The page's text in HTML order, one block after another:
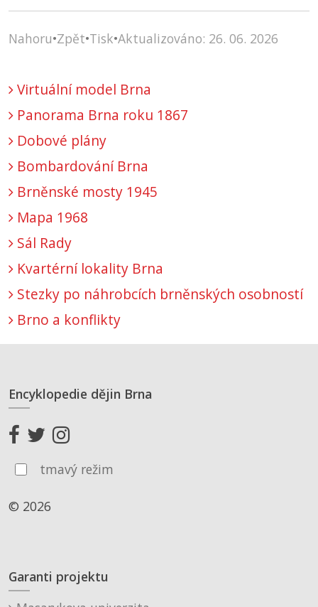
Nahoru•Zpět•Tisk•Aktualizováno: 26. 06. 2026
Virtuální model Brna
Panorama Brna roku 1867
Dobové plány
Bombardování Brna
Brněnské mosty 1945
Mapa 1968
Sál Rady
Kvartérní lokality Brna
Stezky po náhrobcích brněnských osobností
Brno a konflikty
Encyklopedie dějin Brna
tmavý režim
© 2026
Garanti projektu